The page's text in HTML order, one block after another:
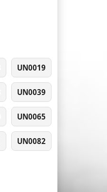
UN0019
UN0039
UN0065
UN0082